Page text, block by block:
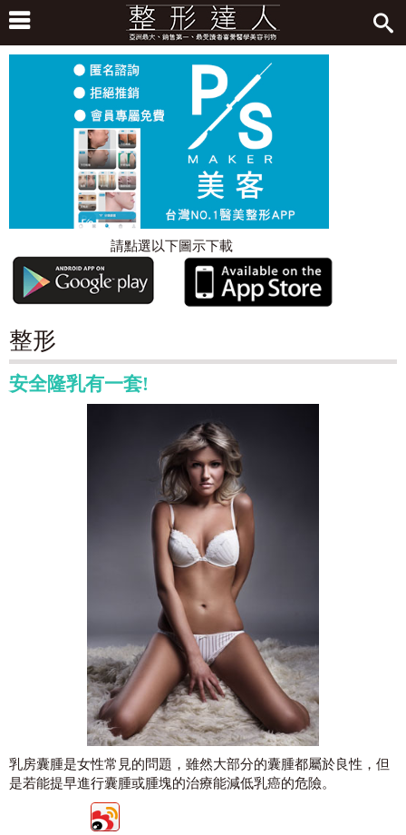
請點選以下圖示下載
整形
安全隆乳有一套!
乳房囊腫是女性常見的問題，雖然大部分的囊腫都屬於良性，但
是若能提早進行囊腫或腫塊的治療能減低乳癌的危險。